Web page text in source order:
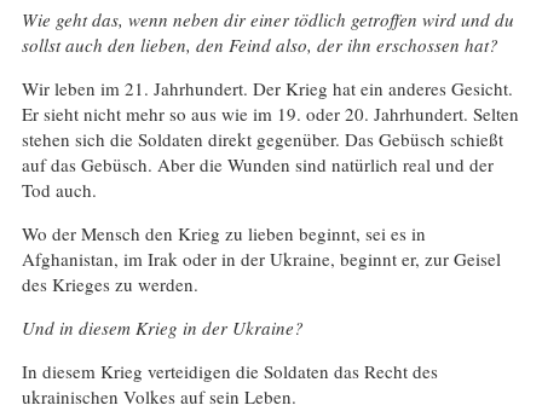
Wie geht das, wenn neben dir einer tödlich getroffen wird und du
sollst auch den lieben, den Feind also, der ihn erschossen hat?
Wir leben im 21. Jahrhundert. Der Krieg hat ein anderes Gesicht.
Er sieht nicht mehr so aus wie im 19. oder 20. Jahrhundert. Selten
stehen sich die Soldaten direkt gegenüber. Das Gebüsch schießt
auf das Gebüsch. Aber die Wunden sind natürlich real und der
Tod auch.
Wo der Mensch den Krieg zu lieben beginnt, sei es in
Afghanistan, im Irak oder in der Ukraine, beginnt er, zur Geisel
des Krieges zu werden.
Und in diesem Krieg in der Ukraine?
In diesem Krieg verteidigen die Soldaten das Recht des
ukrainischen Volkes auf sein Leben.